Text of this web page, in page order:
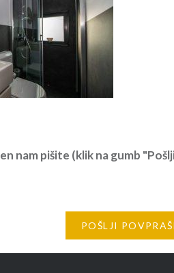
nam pišite (klik na gumb
POŠLJI